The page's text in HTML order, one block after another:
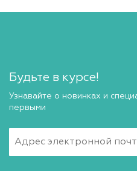
Будьте в курсе!
Узнавайте о новинках и
первыми